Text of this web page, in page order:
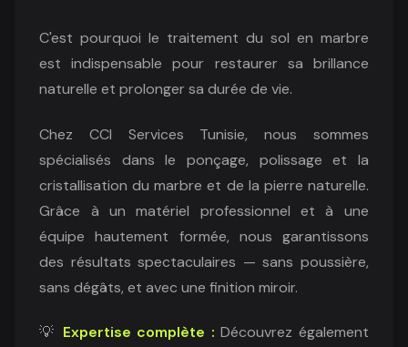
C'est pourquoi le traitement du sol en marbre
est indispensable pour restaurer sa brillance
naturelle et prolonger sa durée de vie.
Chez CCI Services Tunisie, nous sommes
spécialisés dans le ponçage, polissage et la
cristallisation du marbre et de la pierre naturelle.
Grâce à un matériel professionnel et à une
équipe hautement formée, nous garantissons
des résultats spectaculaires — sans poussière,
sans dégâts, et avec une finition miroir.
💡 Expertise complète : Découvrez également